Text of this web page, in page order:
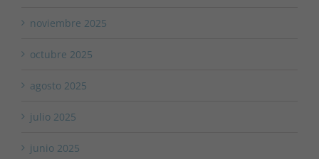
noviembre 2025
octubre 2025
agosto 2025
julio 2025
junio 2025